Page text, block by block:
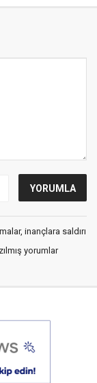
inançlara saldırı
yorumlar